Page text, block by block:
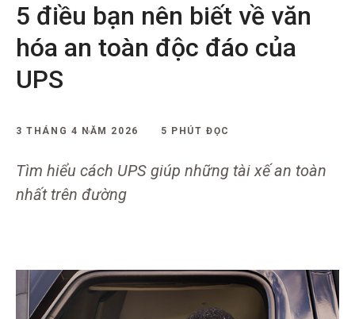
5 điều bạn nên biết về văn
hóa an toàn độc đáo của
UPS
3 THÁNG 4 NĂM 2026 5 PHÚT ĐỌC
Tìm hiểu cách UPS giúp những tài xế an toàn
nhất trên đường